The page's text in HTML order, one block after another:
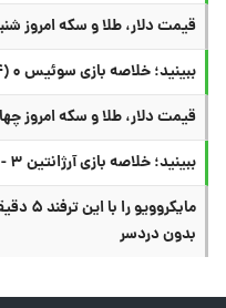
قیمت دلار، طلا و سکه امروز شنبه ۲۰
ببینید؛ خلاصه بازی سوئیس ۰ (۴) - کلمبیا ۰ (۳) در جام جهانی
قیمت دلار، طلا و سکه امروز چهارشنبه ۱۷
ببینید؛ خلاصه بازی آرژانتین ۳ - مصر ۲ در جام جهانی
بدون دردسر